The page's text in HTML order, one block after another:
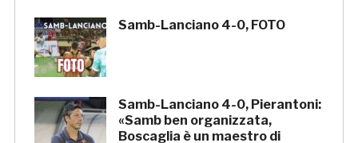
Samb-Lanciano 4-0, FOTO
Samb-Lanciano 4-0, Pierantoni:
«Samb ben organizzata,
Boscaglia è un maestro di